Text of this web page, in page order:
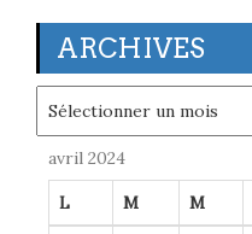
ARCHIVES
avril 2024
L M M